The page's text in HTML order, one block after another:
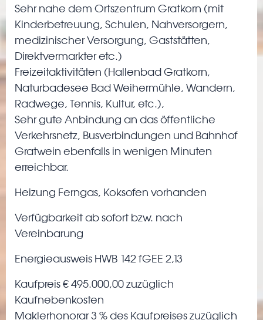
Sehr nahe dem Ortszentrum Gratkorn (mit
Kinderbetreuung, Schulen, Nahversorgern,
medizinischer Versorgung, Gaststätten,
Direktvermarkter etc.)
Freizeitaktivitäten (Hallenbad Gratkorn,
Naturbadesee Bad Weihermühle, Wandern,
Radwege, Tennis, Kultur, etc.),
Sehr gute Anbindung an das öffentliche
Verkehrsnetz, Busverbindungen und Bahnhof
Gratwein ebenfalls in wenigen Minuten
erreichbar.
Heizung Ferngas, Koksofen vorhanden
Verfügbarkeit ab sofort bzw. nach
Vereinbarung
Energieausweis HWB 142 fGEE 2,13
Kaufpreis € 495.000,00 zuzüglich
Kaufnebenkosten
Maklerhonorar 3 % des Kaufpreises zuzüglich